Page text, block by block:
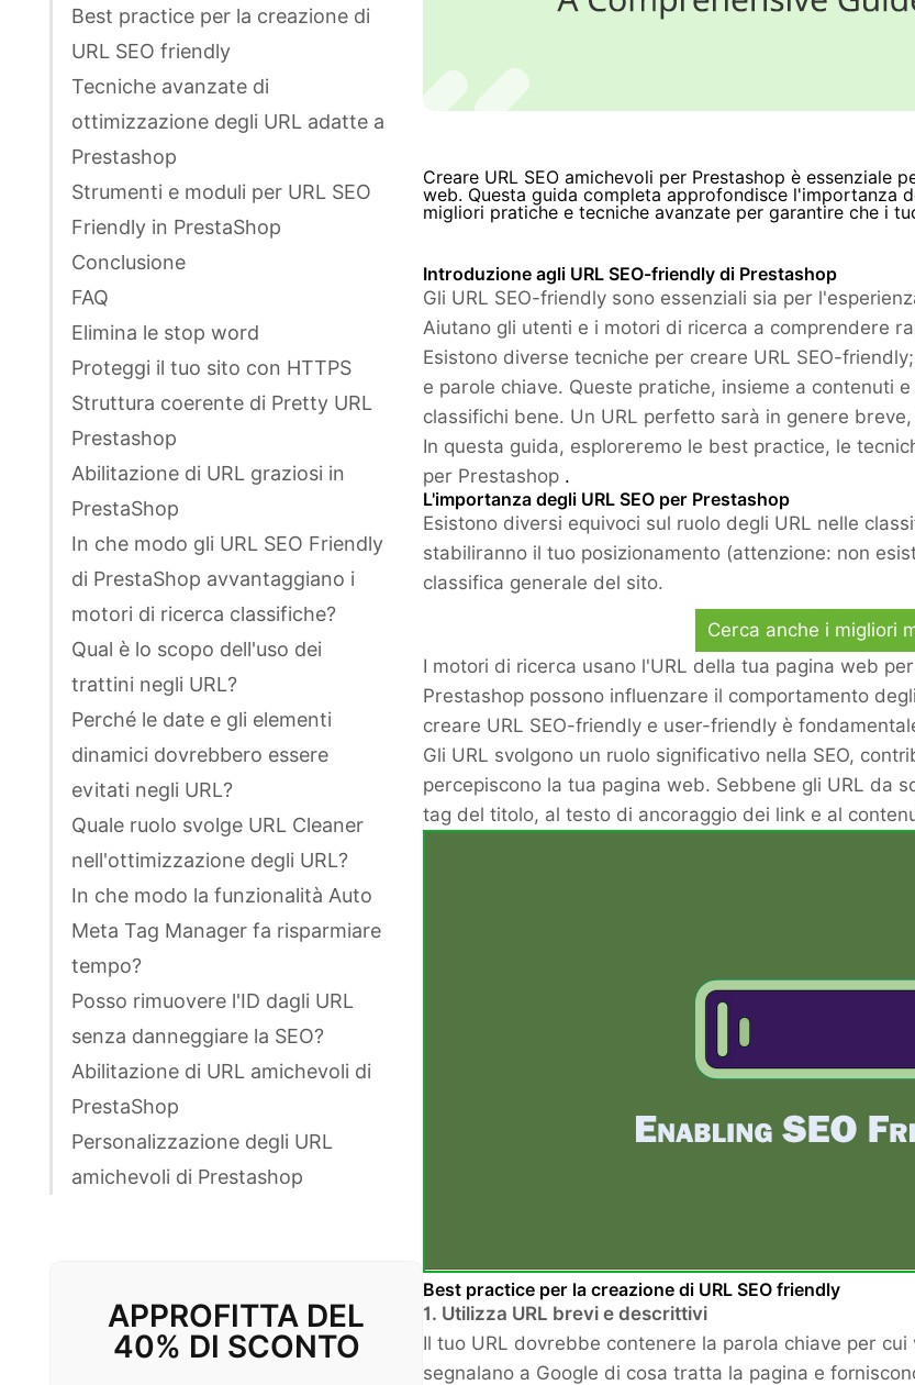
Best practice per la creazione di
URL SEO friendly
Tecniche avanzate di
ottimizzazione degli URL adatte a
Prestashop
Strumenti e moduli per URL SEO
Friendly in PrestaShop
Conclusione
FAQ
Elimina le stop word
Proteggi il tuo sito con HTTPS
Struttura coerente di Pretty URL
Prestashop
Abilitazione di URL graziosi in
PrestaShop
In che modo gli URL SEO Friendly
di PrestaShop avvantaggiano i
motori di ricerca classifiche?
Qual ​​è lo scopo dell'uso dei
trattini negli URL?
Perché le date e gli elementi
dinamici dovrebbero essere
evitati negli URL?
Quale ruolo svolge URL Cleaner
nell'ottimizzazione degli URL?
In che modo la funzionalità Auto
Meta Tag Manager fa risparmiare
tempo?
Posso rimuovere l'ID dagli URL
senza danneggiare la SEO?
Abilitazione di URL amichevoli di
PrestaShop
Personalizzazione degli URL
amichevoli di Prestashop
APPROFITTA DEL
40% DI SCONTO
Creare URL SEO amichevoli per Prestashop è
web. Questa guida completa approfondisce l'importanza
migliori pratiche e tecniche avanzate per garantire che i
Introduzione agli URL SEO-friendly di Prestashop
Gli URL SEO-friendly sono essenziali sia per
Aiutano gli utenti e i motori di ricerca a comprendere
Esistono diverse tecniche per creare URL SEO-
e parole chiave. Queste pratiche, insieme a contenuti
classifichi bene. Un URL perfetto sarà in genere
In questa guida, esploreremo le best practice, le
per Prestashop .
L'importanza degli URL SEO per Prestashop
Esistono diversi equivoci sul ruolo degli URL nelle
stabiliranno il tuo posizionamento (attenzione: non
classifica generale del sito.
Cerca anche i migliori
I motori di ricerca usano l'URL della tua pagina web
Prestashop possono influenzare il comportamento
creare URL SEO-friendly e user-friendly è
Gli URL svolgono un ruolo significativo nella SEO,
percepiscono la tua pagina web. Sebbene gli URL da
tag del titolo, al testo di ancoraggio dei link e al
Best practice per la creazione di URL SEO friendly
1. Utilizza URL brevi e descrittivi
Il tuo URL dovrebbe contenere la parola chiave per
segnalano a Google di cosa tratta la pagina e